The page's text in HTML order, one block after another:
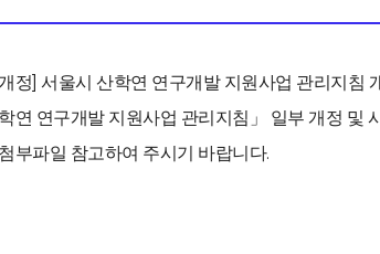
개정] 서울시 산학연 연구개발 지원사업 관리지침
연 연구개발 지원사업 관리지침」 일부 개정 및
부파일 참고하여 주시기 바랍니다.